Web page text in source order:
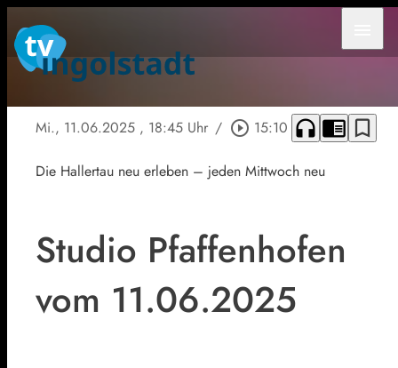
Mi., 11.06.2025 , 18:45 Uhr / play_circle_outline 15:10 headphones chrome_reader_mode bookmark_border
Die Hallertau neu erleben – jeden Mittwoch neu
Studio Pfaffenhofen
vom 11.06.2025